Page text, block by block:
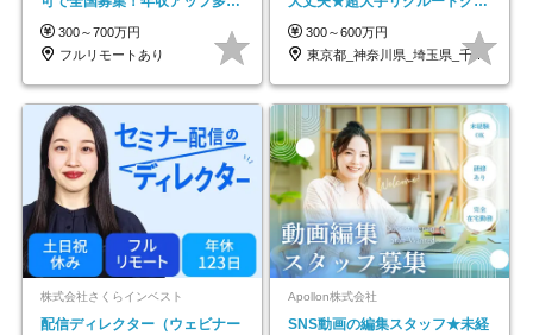
★年休最大130日★
300～700万円
フルリモートあり
ープの正社員/sg
300～600万円
東京都_神奈川県_埼玉県_千葉県_大阪府…
株式会社さくらインベスト
配信ディレクター（ウェビナー
Apollon株式会社
SNS動画の編集スタッフ★未経